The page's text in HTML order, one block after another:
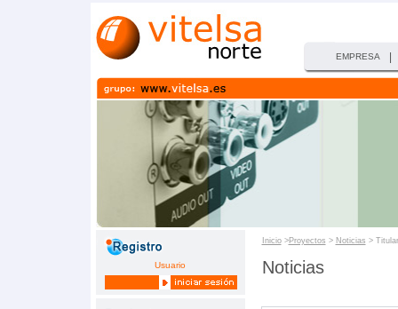
EMPRESA
Usuario
Inicio>Proyectos > Noticias >
Noticias